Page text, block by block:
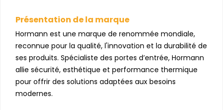
Présentation de la marque
Hormann est une marque de renommée mondiale,
reconnue pour la qualité, l'innovation et la durabilité de
ses produits. Spécialiste des portes d’entrée, Hormann
allie sécurité, esthétique et performance thermique
pour offrir des solutions adaptées aux besoins
modernes.